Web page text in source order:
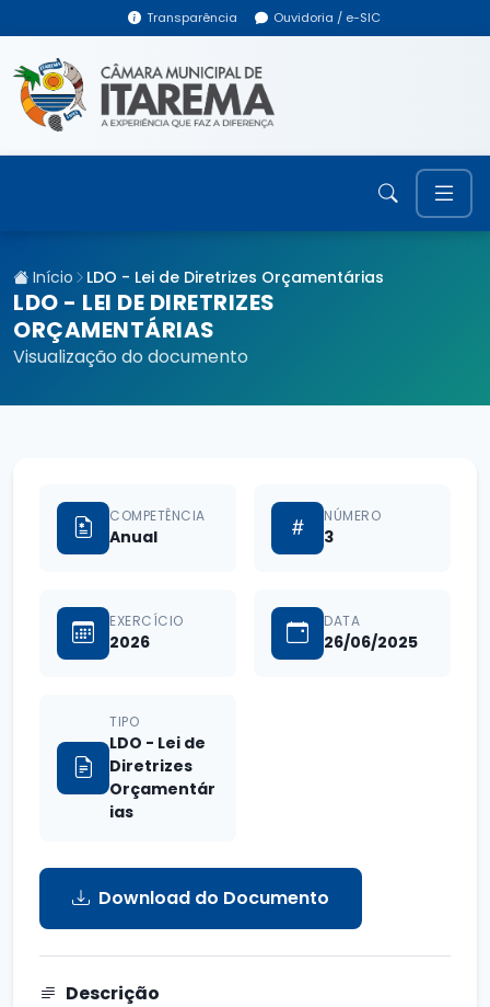
Transparência Ouvidoria / e-SIC
Início LDO - Lei de Diretrizes Orçamentárias
LDO - LEI DE DIRETRIZES
ORÇAMENTÁRIAS
Visualização do documento
COMPETÊNCIA
Anual
NÚMERO
3
EXERCÍCIO
2026
DATA
26/06/2025
TIPO
LDO - Lei de
Diretrizes
Orçamentár
ias
Download do Documento
Descrição